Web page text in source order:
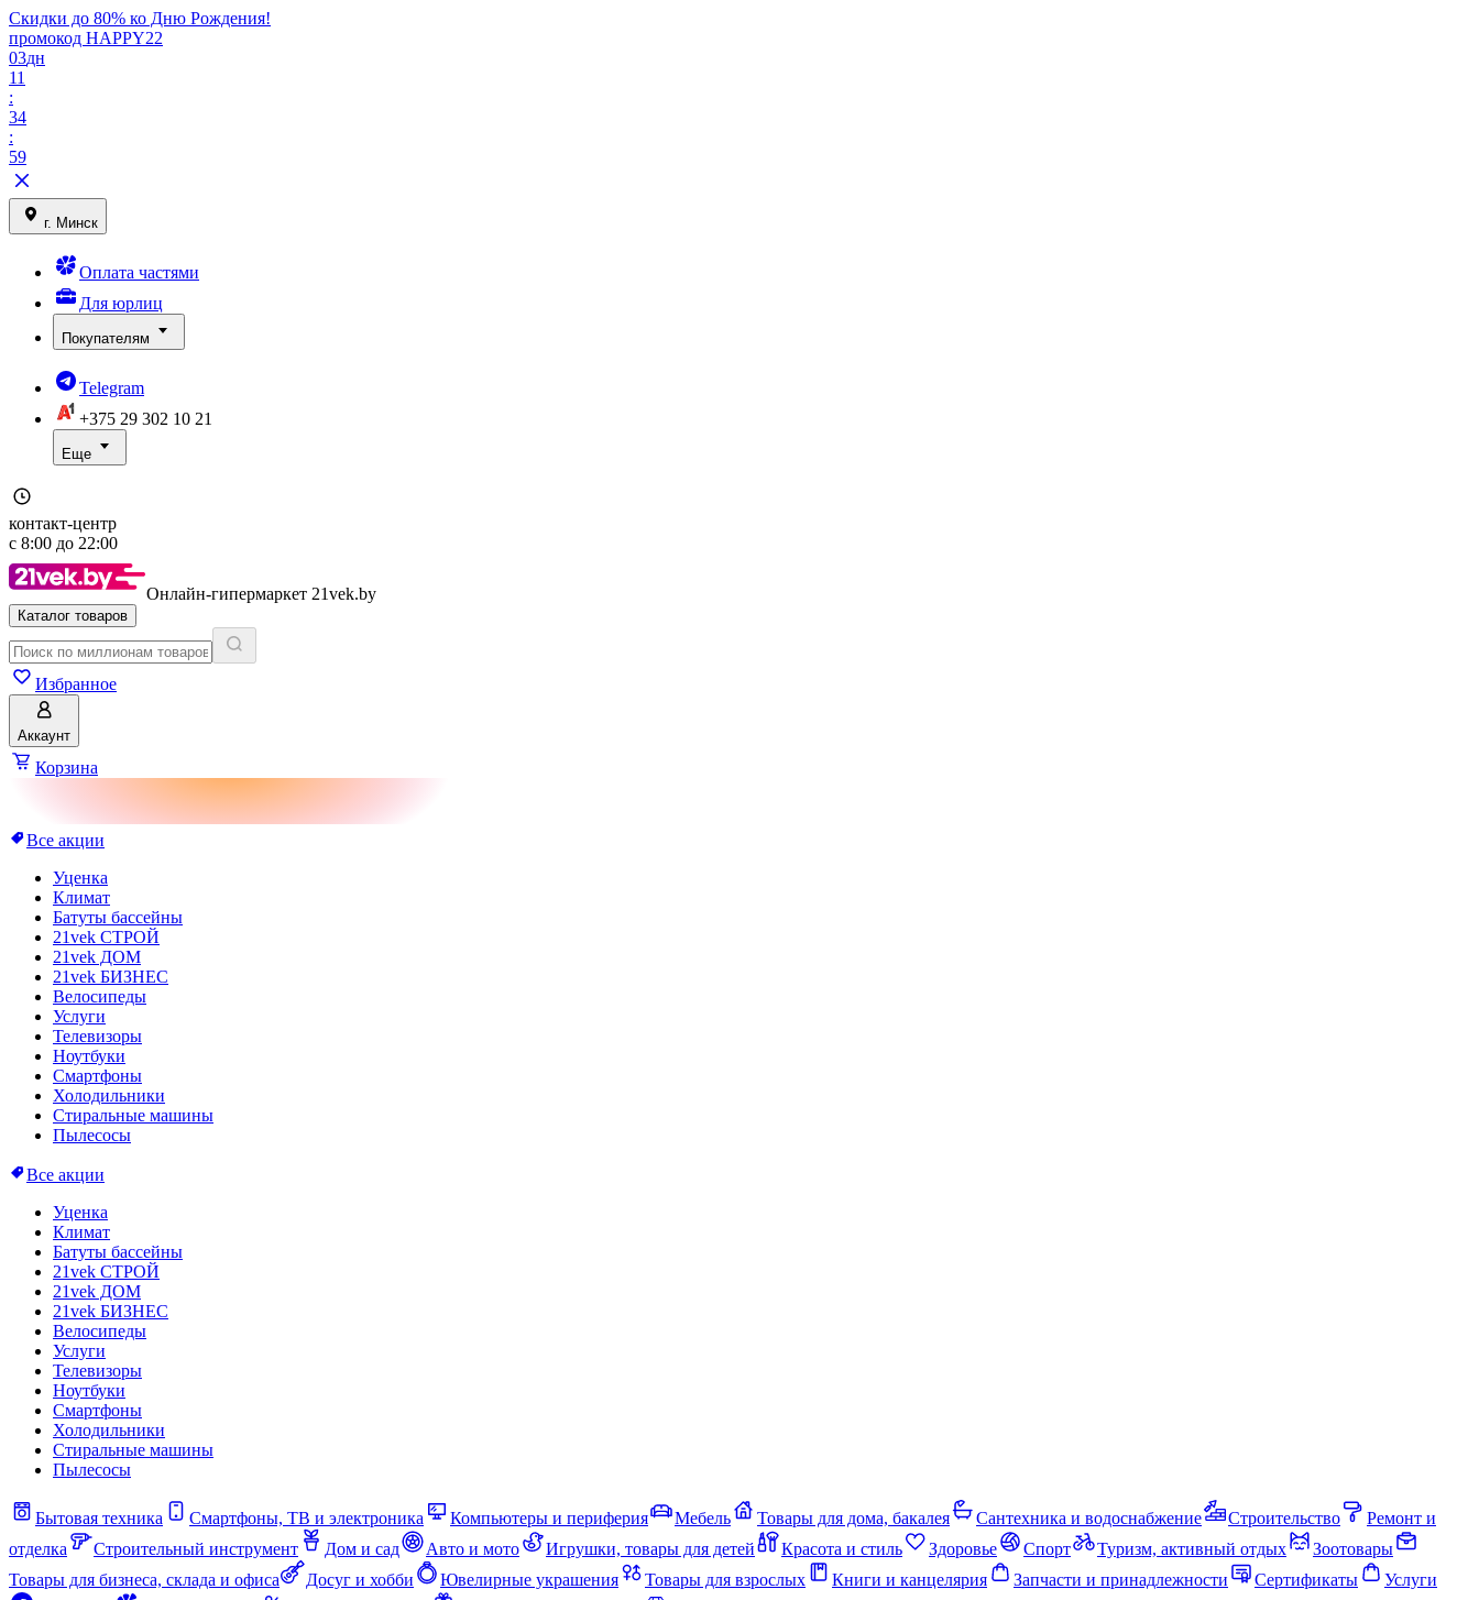
Скидки до 80% ко Дню Рождения!
промокод HAPPY22
03дн
11
:
34
:
59
г. Минск
Оплата частями
Для юрлиц
Покупателям
Telegram
+375 29 302 10 21
Еще
контакт-центр
с 8:00 до 22:00
Онлайн-гипермаркет 21vek.by
Каталог товаров
Избранное
Аккаунт
Корзина
Все акции
Уценка
Климат
Батуты бассейны
21vek СТРОЙ
21vek ДОМ
21vek БИЗНЕС
Велосипеды
Услуги
Телевизоры
Ноутбуки
Смартфоны
Холодильники
Стиральные машины
Пылесосы
Все акции
Уценка
Климат
Батуты бассейны
21vek СТРОЙ
21vek ДОМ
21vek БИЗНЕС
Велосипеды
Услуги
Телевизоры
Ноутбуки
Смартфоны
Холодильники
Стиральные машины
Пылесосы
Бытовая техника Смартфоны, ТВ и электроника Компьютеры и периферия Мебель Товары для дома, бакалея Сантехника и водоснабжение Строительство
Ремонт и
отделка
Строительный инструмент Дом и сад Авто и мото Игрушки, товары для детей Красота и стиль Здоровье Спорт Туризм, активный отдых
Зоотовары
Товары для бизнеса, склада и офиса
Досуг и хобби Ювелирные украшения Товары для взрослых Книги и канцелярия Запчасти и принадлежности Сертификаты
Услуги